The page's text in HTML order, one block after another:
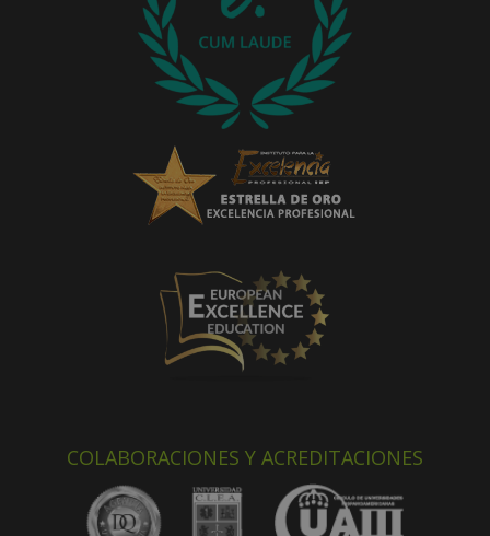
COLABORACIONES Y ACREDITACIONES